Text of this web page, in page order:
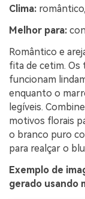
Clima:
Melhor para:
Romântico e
fita de cetim. Os
funcionam
enquanto o
legíveis.
motivos florais
o branco puro
para realçar o
Exemplo de
gerado usando